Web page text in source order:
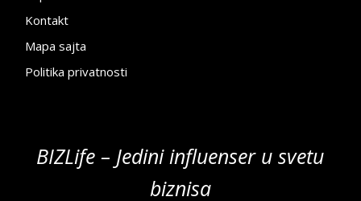
Kontakt
Mapa sajta
Politika privatnosti
BIZLife – Jedini influenser u svetu
biznisa